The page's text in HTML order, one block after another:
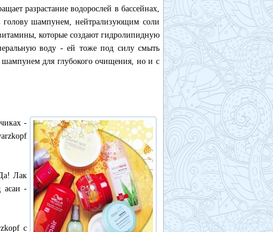
разрастание водорослей в бассейнах,
голову шампунем, нейтрализующим соли
которые создают гидролипидную
воду - ей тоже под силу смыть
шампунем для глубокого очищения, но и с
-
Лак
асаи -
с